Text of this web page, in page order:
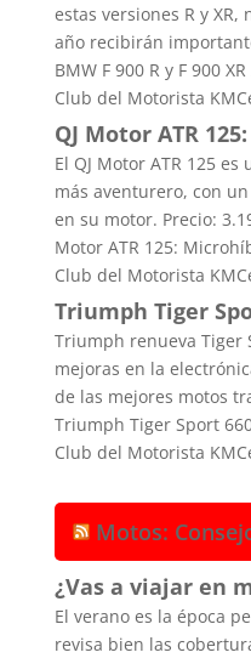
estas versiones R y XR,
año recibirán
BMW F 900 R y F 900
Club del Motorista
QJ Motor ATR
El QJ Motor ATR 125
más aventurero, con
en su motor. Precio:
Motor ATR 125:
Club del Motorista
Triumph Tiger
Triumph renueva Tiger
mejoras en la
de las mejores motos
Triumph Tiger Sport
Club del Motorista
Motos:
¿Vas a viajar en
El verano es la época
revisa bien las